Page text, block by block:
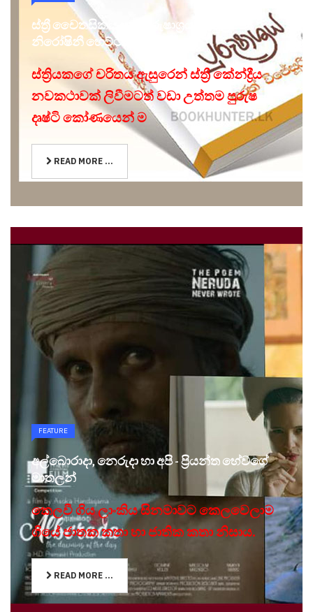
ස්ත්‍රී චෛතසිකය සහ 'පුරුෂාශ්‍රය'- විපුලි
නිරෝෂිනී හෙට්ටිආරච්චි
ස්ත්‍රියකගේ චරිතය ඇසුරෙන් ස්ත්‍රී කේන්ද්‍රීය
නවකථාවක් ලිවීමටත් වඩා උත්තම පුරුෂ
දෘෂ්ටි කෝණයෙන් ම
READ MORE ...
FEATURE
අල්බොරාදා, නෙරුදා හා අපි - ප්‍රියන්ත හේවගේ
මාතලන්
කෙලවී ගිය ලාංකිය සිනමාවට කෙලවෙලාම
ගියේ ජාතක කතා හා ජාතික කතා නිසාය.
READ MORE ...